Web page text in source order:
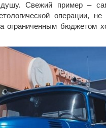
душу. Свежий пример –
операции,
ограниченным бюджетом